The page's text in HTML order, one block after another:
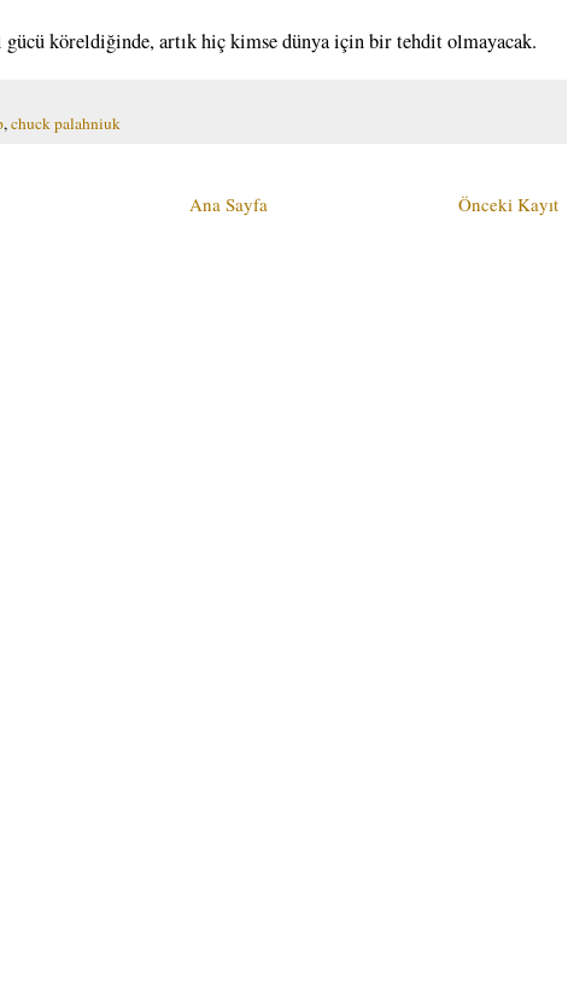
gücü köreldiğinde, artık hiç kimse dünya için bir tehdit olmayacak.
,chuck palahniuk
Önceki Kayıt
Ana Sayfa